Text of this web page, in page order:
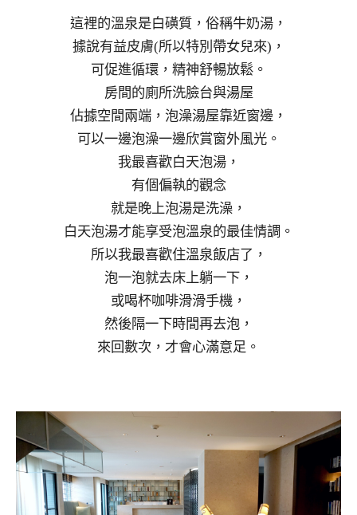
這裡的溫泉是白磺質，俗稱牛奶湯，
據說有益皮膚(所以特別帶女兒來)，
可促進循環，精神舒暢放鬆。
房間的廁所洗臉台與湯屋
佔據空間兩端，泡澡湯屋靠近窗邊，
可以一邊泡澡一邊欣賞窗外風光。
我最喜歡白天泡湯，
有個偏執的觀念
就是晚上泡湯是洗澡，
白天泡湯才能享受泡溫泉的最佳情調。
所以我最喜歡住溫泉飯店了，
泡一泡就去床上躺一下，
或喝杯咖啡滑滑手機，
然後隔一下時間再去泡，
來回數次，才會心滿意足。